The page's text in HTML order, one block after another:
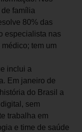
família
80% das
especialista nas
tem um
inclui a
Em janeiro de
do Brasil a
sem
trabalha em
e time de saúde